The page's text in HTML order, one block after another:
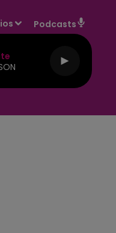
Podcasts